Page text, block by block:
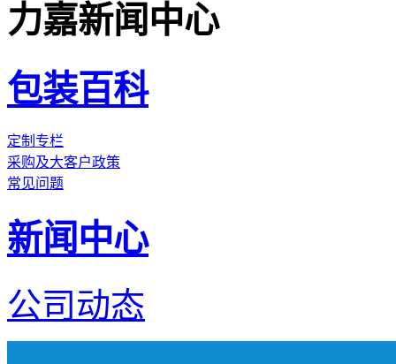
力嘉新闻中心
包装百科
定制专栏
采购及大客户政策
常见问题
新闻中心
公司动态